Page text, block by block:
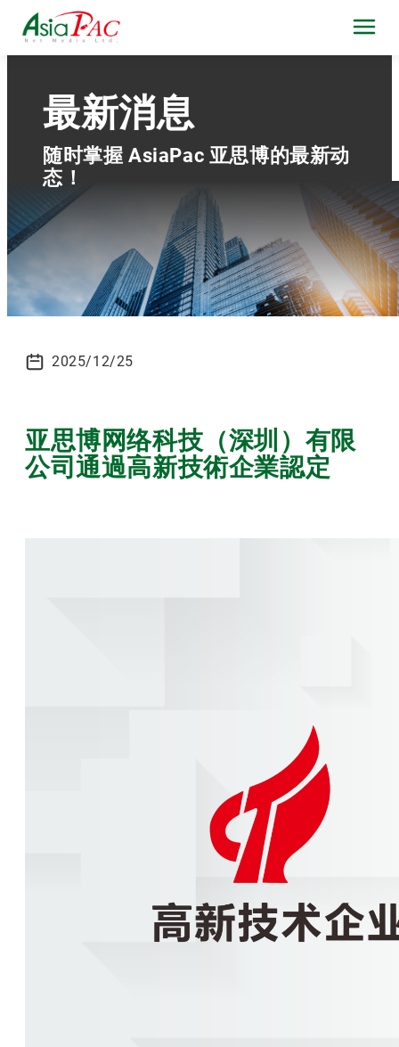
最新消息
随时掌握 AsiaPac 亚思博的最新动
态！
2025/12/25
亚思博网络科技（深圳）有限
公司通過高新技術企業認定